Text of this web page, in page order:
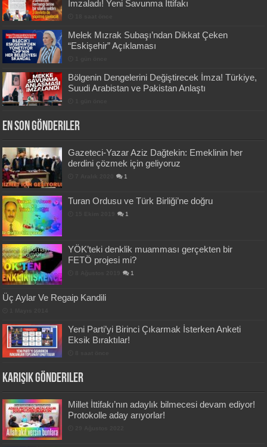
İmzaladı! Yeni Savunma İttifakı
Melek Mızrak Subaşı’ndan Dikkat Çeken
“Eskişehir” Açıklaması
Bölgenin Dengelerini Değiştirecek İmza! Türkiye,
Suudi Arabistan ve Pakistan Anlaştı
En Son Gönderiler
Gazeteci-Yazar Aziz Dağtekin: Emeklinin her
derdini çözmek için geliyoruz
1
Turan Ordusu ve Türk Birliği’ne doğru
1
YÖK’teki denklik muamması gerçekten bir
FETÖ projesi mi?
1
Üç Aylar Ve Regaip Kandili
Yeni Parti’yi Birinci Çıkarmak İsterken Anketi
Eksik Bıraktılar!
Karışık Gönderiler
Millet İttifakı’nın adaylık bilmecesi devam ediyor!
Protokolle aday arıyorlar!